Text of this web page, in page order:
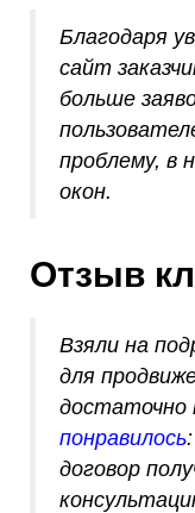
Благодаря
сайт
больше
проблему, в
окон.
Отзыв
Взяли на
для
достаточно
понравилось
договор